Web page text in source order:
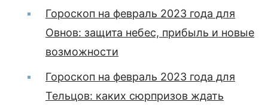
Гороскоп на февраль 2023 года для
Овнов: защита небес, прибыль и новые
возможности
Гороскоп на февраль 2023 года для
Тельцов: каких сюрпризов ждать